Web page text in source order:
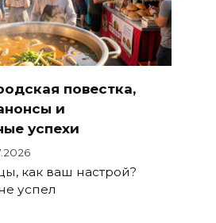
повестка,
и
успехи
как ваш настрой?
успел